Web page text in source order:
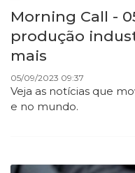
Morning Call -
produção
mais
05/09/2023 09:37
Veja as notícias que
e no mundo.